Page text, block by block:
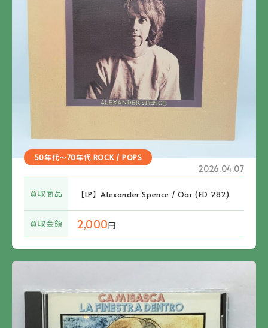
50年代～70年代 ROCK / POPS
2026.04.07
買取商品 【LP】Alexander Spence / Oar (ED 282)
買取金額 2,000円